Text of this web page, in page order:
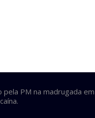
pela PM na madrugada